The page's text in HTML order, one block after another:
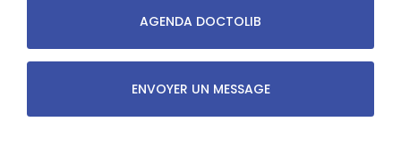
AGENDA DOCTOLIB
ENVOYER UN MESSAGE